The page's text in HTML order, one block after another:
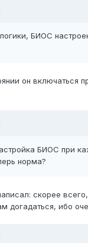
БИОС
он включаться
БИОС при
норма?
скорее
догадаться, ибо